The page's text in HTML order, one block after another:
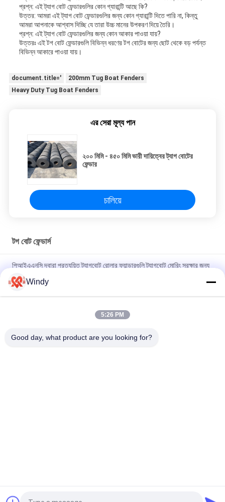
প্রশ্ন: এই ট্যাগ বোট ফেন্ডারগুলির কোন গ্যারান্টি আছে কি?
উত্তর: আমরা এই ট্যাগ বোট ফেন্ডারগুলির জন্য কোন গ্যারান্টি দিতে পারি না, কিন্তু
আমরা আপনাকে আশ্বাস দিচ্ছি যে তারা উচ্চ মানের উপকরণ দিয়ে তৈরি।
প্রশ্ন: এই ট্যাগ বোট ফেন্ডারগুলির জন্য কোন আকার পাওয়া যায়?
উত্তরঃ এই টগ বোট ফেন্ডারগুলি বিভিন্ন ধরণের টগ বোটের জন্য ছোট থেকে বড় পর্যন্ত
বিভিন্ন আকারে পাওয়া যায়।
document.title='
200mm Tug Boat Fenders
Heavy Duty Tug Boat Fenders
এর সেরা মূল্য পান
২০০ মিমি - ৪৫০ মিমি ভারী দায়িত্বের ট্যাগ বোটের
ফেন্ডার
চালিয়ে
টগ বোট ফেন্ডার্স
পিআইএএনসি দ্বারা প্রত্যয়িত ট্যাগবোট রোলার ফ্যান্ডারগুলি ট্যাগবোট মোরিং সুরক্ষার জন্য
কম রক্ষণাবেক্ষণ এবং টেকসই নির্মাণের বৈশিষ্ট্যযুক্ত
ওয়ার্কবোট ট্যাগ বোট ফেন্ডার মোল্ড এবং এক্সট্রুশন কৌশলগুলির সাথে নির্মিত আন্তর্জাতিক
মানদণ্ডের সাথে সামঞ্জস্যপূর্ণ এবং দীর্ঘায়ু নিশ্চিত করে
প্রতিরোধের এবং সামুদ্রিক সুরক্ষা প্রদান
Windy
5:26 PM
Good day, what product are you looking for?